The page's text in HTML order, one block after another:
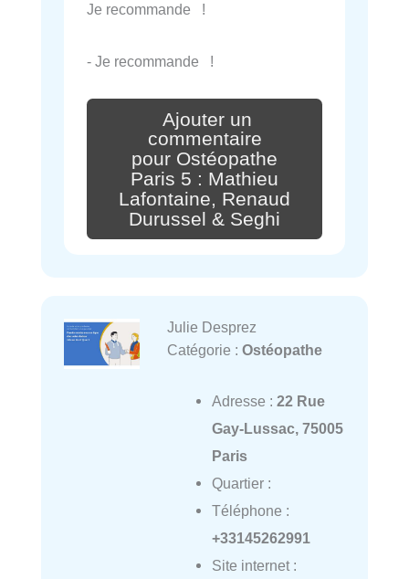
Je recommande !
- Je recommande !
Ajouter un
commentaire
pour Ostéopathe
Paris 5 : Mathieu
Lafontaine, Renaud
Durussel & Seghi
Julie Desprez
Catégorie : Ostéopathe
Adresse : 22 Rue
Gay-Lussac, 75005
Paris
Quartier :
Téléphone :
+33145262991
Site internet :